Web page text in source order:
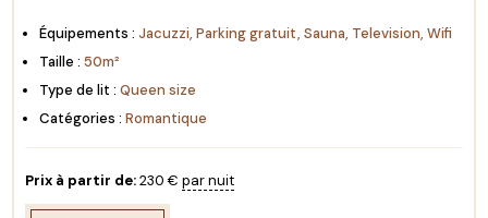
Équipements : Jacuzzi,Parking gratuit,Sauna, Television,Wifi
Taille : 50m²
Type de lit : Queen size
Catégories : Romantique
Prix à partir de:230€ par nuit